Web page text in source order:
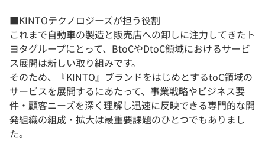
■KINTOテクノロジーズが担う役割
これまで自動車の製造と販売店への卸しに注力してきたト
ヨタグループにとって、BtoCやDtoC領域におけるサービ
ス展開は新しい取り組みです。
そのため、『KINTO』ブランドをはじめとするtoC領域の
サービスを展開するにあたって、事業戦略やビジネス要
件・顧客ニーズを深く理解し迅速に反映できる専門的な開
発組織の組成・拡大は最重要課題のひとつでもありまし
た。